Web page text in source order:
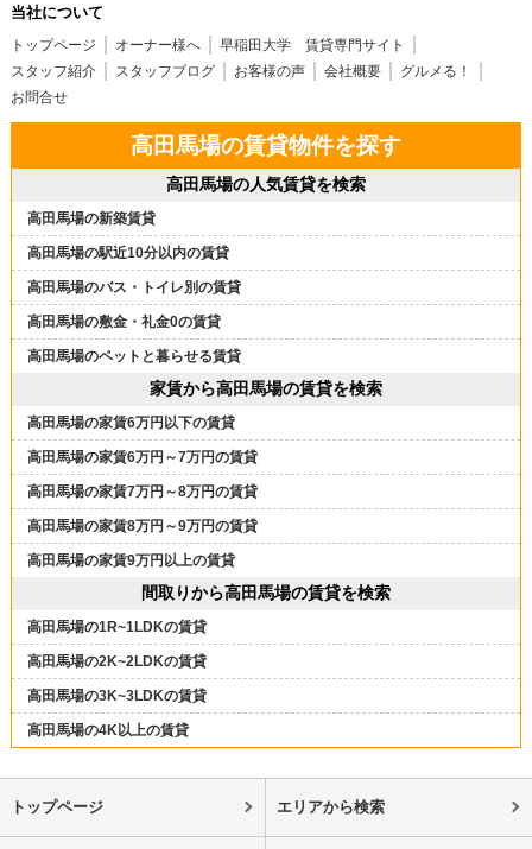
当社について
トップページ オーナー様へ
早稲田大学 賃貸専門サイト
スタッフ紹介
スタッフブログ お客様の声 会社概要
グルメる！
お問合せ
高田馬場の賃貸物件を探す
高田馬場の人気賃貸を検索
高田馬場の新築賃貸
高田馬場の駅近10分以内の賃貸
高田馬場のバス・トイレ別の賃貸
高田馬場の敷金・礼金0の賃貸
高田馬場のペットと暮らせる賃貸
家賃から高田馬場の賃貸を検索
高田馬場の家賃6万円以下の賃貸
高田馬場の家賃6万円～7万円の賃貸
高田馬場の家賃7万円～8万円の賃貸
高田馬場の家賃8万円～9万円の賃貸
高田馬場の家賃9万円以上の賃貸
間取りから高田馬場の賃貸を検索
高田馬場の1R~1LDKの賃貸
高田馬場の2K~2LDKの賃貸
高田馬場の3K~3LDKの賃貸
高田馬場の4K以上の賃貸
トップページ エリアから検索